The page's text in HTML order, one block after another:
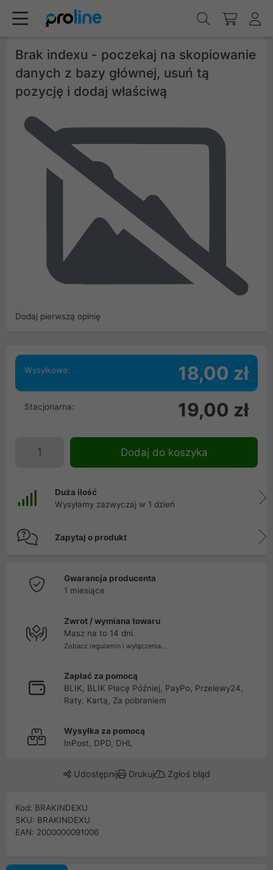
Brak indexu - poczekaj na skopiowanie
danych z bazy głównej, usuń tą
pozycję i dodaj właściwą
Dodaj pierwszą opinię
Wysyłkowa: 18,00 zł
Stacjonarna: 19,00 zł
Dodaj do koszyka
Duża ilość
Wysyłamy zazwyczaj w 1 dzień
Zapytaj o produkt
Gwarancja producenta
1 miesiące
Zwrot / wymiana towaru
Masz na to 14 dni.
Zobacz regulamin i wyłączenia...
Zapłać za pomocą
BLIK, BLIK Płacę Później, PayPo, Przelewy24,
Raty, Kartą, Za pobraniem
Wysyłka za pomocą
InPost, DPD, DHL
Udostępnij Drukuj Zgłoś błąd
Kod: BRAKINDEXU
SKU: BRAKINDEXU
EAN: 2000000091006